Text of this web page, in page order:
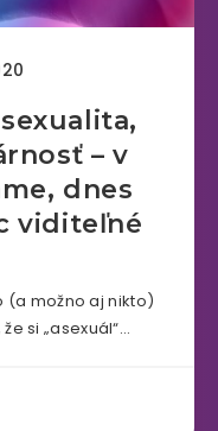
– v
dnes
viditeľné
(a možno aj nikto)
si „asexuál“…